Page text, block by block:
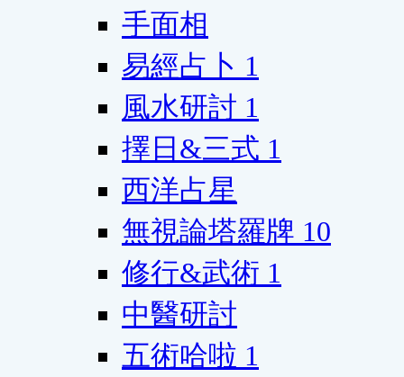
手面相
易經占卜 1
風水研討 1
擇日&三式 1
西洋占星
無視論塔羅牌 10
修行&武術 1
中醫研討
五術哈啦 1